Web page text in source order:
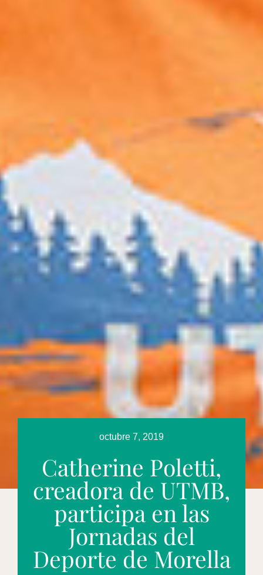
octubre 7, 2019
Catherine Poletti,
creadora de UTMB,
participa en las
Jornadas del
Deporte de Morella